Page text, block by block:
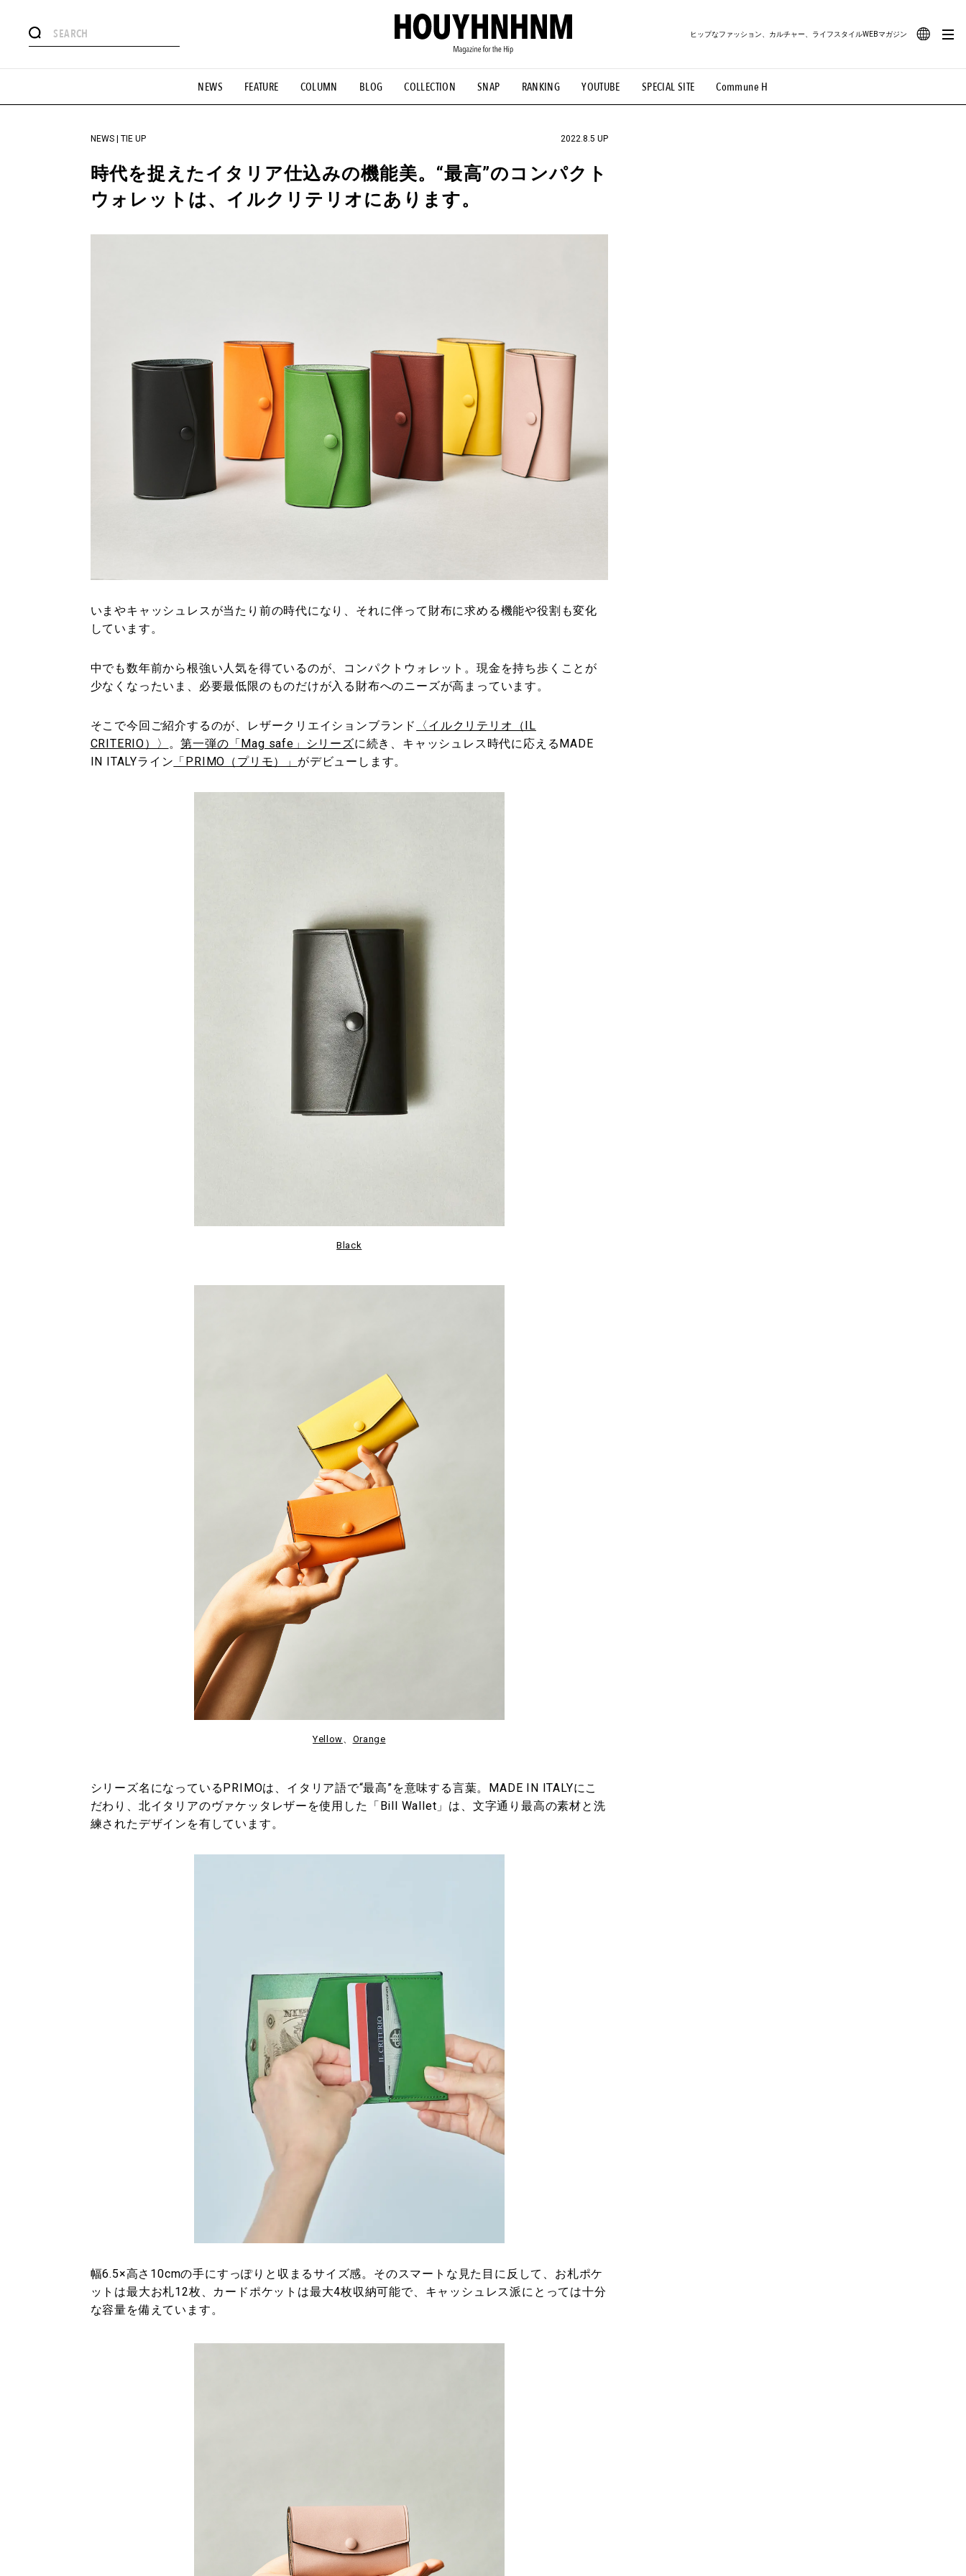
NEWS FEATURE COLUMN BLOG COLLECTION SNAP RANKING YOUTUBE SPECIAL SITE Commune H
ヒップなファッション、カルチャー、ライフスタイルWEBマガジン
#憧れの逸品 #ESSENTIAL DESIGNS #古着サミット #NEW VINTAGE #マイナーグッド図鑑 #路地裏てぃーん。 #MONTHLY JOURNAL
#GH 銘品の所以 #フイナムのYouTube #Commune H #FOCUS IT #AH.H #ととけん #FASHION #MUSIC #MOVIE #LIFESTYLE #SNEAKER #OUTDOOR
#HANDSOME HANDBOOK
NEWS | TIE UP 2022.8.5 UP
時代を捉えたイタリア仕込みの機能美。“最高”のコンパクト
ウォレットは、イルクリテリオにあります。
いまやキャッシュレスが当たり前の時代になり、それに伴って財布に求める機能や役割も変化
しています。
中でも数年前から根強い人気を得ているのが、コンパクトウォレット。現金を持ち歩くことが
少なくなったいま、必要最低限のものだけが入る財布へのニーズが高まっています。
そこで今回ご紹介するのが、レザークリエイションブランド
〈イルクリテリオ（IL
CRITERIO）〉
。第一弾の「Mag safe」シリーズに続き、キャッシュレス時代に応えるMADE
IN ITALYライン 「PRIMO（プリモ）」 がデビューします。
Black
Yellow、 Orange
シリーズ名になっているPRIMOは、イタリア語で“最高”を意味する言葉。MADE IN ITALYにこ
だわり、北イタリアのヴァケッタレザーを使用した「Bill Wallet」は、文字通り最高の素材と洗
練されたデザインを有しています。
幅6.5×高さ10cmの手にすっぽりと収まるサイズ感。そのスマートな見た目に反して、お札ポケ
ットは最大お札12枚、カードポケットは最大4枚収納可能で、キャッシュレス派にとっては十分
な容量を備えています。